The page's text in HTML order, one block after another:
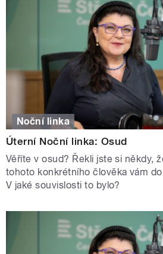
Noční linka
Úterní Noční linka: Osud
Věříte v osud? Řekli jste si někdy,
tohoto konkrétního člověka vám
V jaké souvislosti to bylo?